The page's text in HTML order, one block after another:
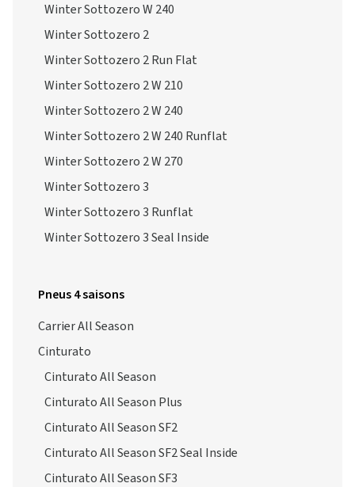
Winter Sottozero W 240
Winter Sottozero 2
Winter Sottozero 2 Run Flat
Winter Sottozero 2 W 210
Winter Sottozero 2 W 240
Winter Sottozero 2 W 240 Runflat
Winter Sottozero 2 W 270
Winter Sottozero 3
Winter Sottozero 3 Runflat
Winter Sottozero 3 Seal Inside
Pneus 4 saisons
Carrier All Season
Cinturato
Cinturato All Season
Cinturato All Season Plus
Cinturato All Season SF2
Cinturato All Season SF2 Seal Inside
Cinturato All Season SF3